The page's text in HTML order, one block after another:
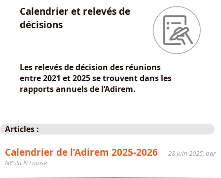
Calendrier et relevés de
décisions
Les relevés de décision des réunions
entre 2021 et 2025 se trouvent dans les
rapports annuels de l’Adirem.
Articles :
Calendrier de l’Adirem 2025-2026
- 28 juin 2025, par
NYSSEN Louise